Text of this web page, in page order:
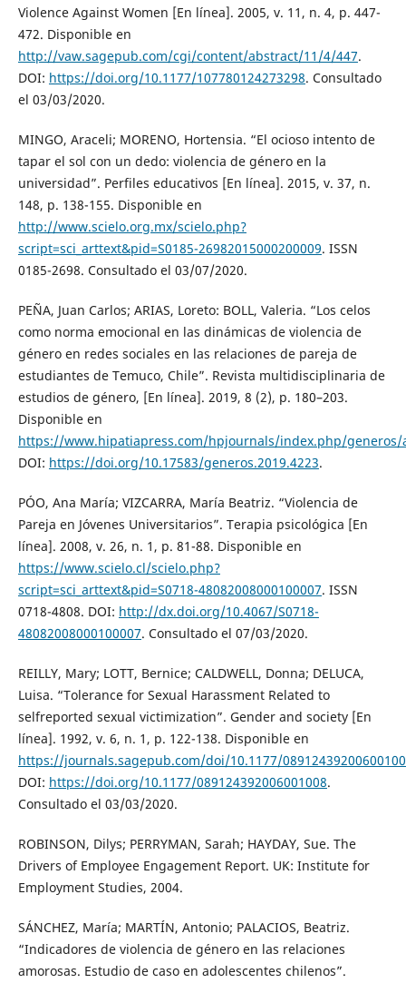
Violence Against Women [En línea]. 2005, v. 11, n. 4, p. 447-
472. Disponible en
http://vaw.sagepub.com/cgi/content/abstract/11/4/447.
DOI: https://doi.org/10.1177/107780124273298. Consultado
el 03/03/2020.
MINGO, Araceli; MORENO, Hortensia. “El ocioso intento de
tapar el sol con un dedo: violencia de género en la
universidad”. Perfiles educativos [En línea]. 2015, v. 37, n.
148, p. 138-155. Disponible en
http://www.scielo.org.mx/scielo.php?
script=sci_arttext&pid=S0185-26982015000200009. ISSN
0185-2698. Consultado el 03/07/2020.
PEÑA, Juan Carlos; ARIAS, Loreto: BOLL, Valeria. “Los celos
como norma emocional en las dinámicas de violencia de
género en redes sociales en las relaciones de pareja de
estudiantes de Temuco, Chile”. Revista multidisciplinaria de
estudios de género, [En línea]. 2019, 8 (2), p. 180–203.
Disponible en
https://www.hipatiapress.com/hpjournals/index.php/
DOI: https://doi.org/10.17583/generos.2019.4223.
PÓO, Ana María; VIZCARRA, María Beatriz. “Violencia de
Pareja en Jóvenes Universitarios”. Terapia psicológica [En
línea]. 2008, v. 26, n. 1, p. 81-88. Disponible en
https://www.scielo.cl/scielo.php?
script=sci_arttext&pid=S0718-48082008000100007. ISSN
0718-4808. DOI: http://dx.doi.org/10.4067/S0718-
48082008000100007. Consultado el 07/03/2020.
REILLY, Mary; LOTT, Bernice; CALDWELL, Donna; DELUCA,
Luisa. “Tolerance for Sexual Harassment Related to
selfreported sexual victimization”. Gender and society [En
línea]. 1992, v. 6, n. 1, p. 122-138. Disponible en
https://journals.sagepub.com/doi/10.1177/
DOI: https://doi.org/10.1177/089124392006001008.
Consultado el 03/03/2020.
ROBINSON, Dilys; PERRYMAN, Sarah; HAYDAY, Sue. The
Drivers of Employee Engagement Report. UK: Institute for
Employment Studies, 2004.
SÁNCHEZ, María; MARTÍN, Antonio; PALACIOS, Beatriz.
“Indicadores de violencia de género en las relaciones
amorosas. Estudio de caso en adolescentes chilenos”.